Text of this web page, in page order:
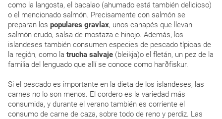
como la langosta, el bacalao (ahumado está también delicioso)
o el mencionado salmón. Precisamente con salmón se
preparan los populares gravlax, unos canapés que llevan
salmón crudo, salsa de mostaza e hinojo. Además, los
islandeses también consumen especies de pescado típicas de
la región, como la trucha salvaje (bleikja)o el fletán, un pez de la
familia del lenguado que allí se conoce como harðfiskur.
Si el pescado es importante en la dieta de los islandeses, las
carnes no lo son menos. El cordero es la variedad más
consumida, y durante el verano también es corriente el
consumo de carne de caza, sobre todo de reno y perdiz. Las